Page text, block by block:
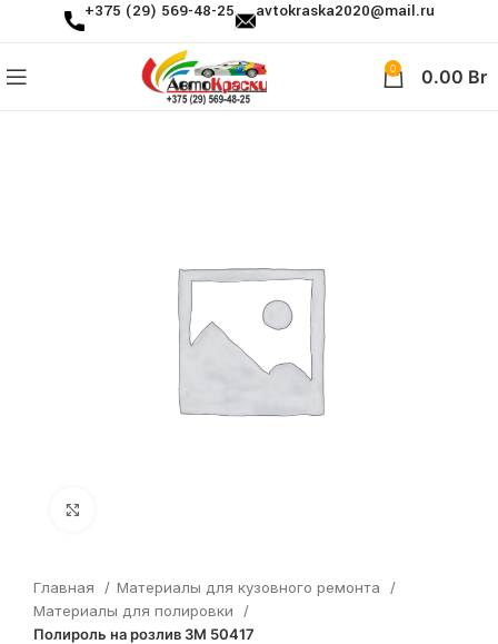
+375 (29) 569-48-25 avtokraska2020@mail.ru
0 0.00 Br
Главная
Материалы для кузовного ремонта
Материалы для полировки
Полироль на розлив 3M 50417